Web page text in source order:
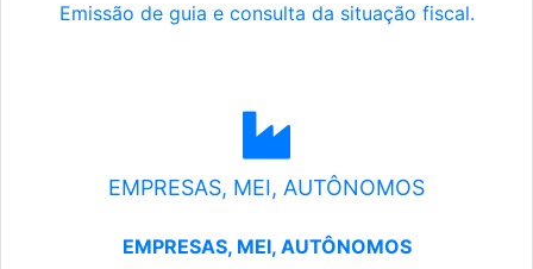
Emissão de guia e consulta da situação fiscal.
EMPRESAS, MEI, AUTÔNOMOS
EMPRESAS, MEI, AUTÔNOMOS